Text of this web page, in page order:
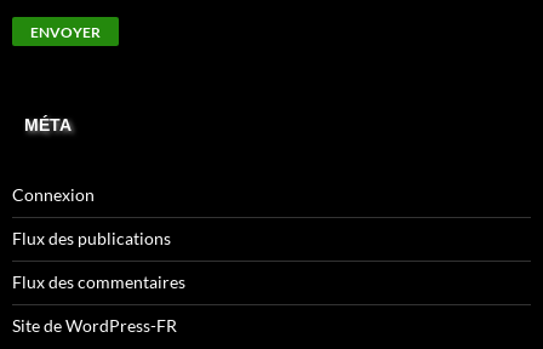
MÉTA
Connexion
Flux des publications
Flux des commentaires
Site de WordPress-FR